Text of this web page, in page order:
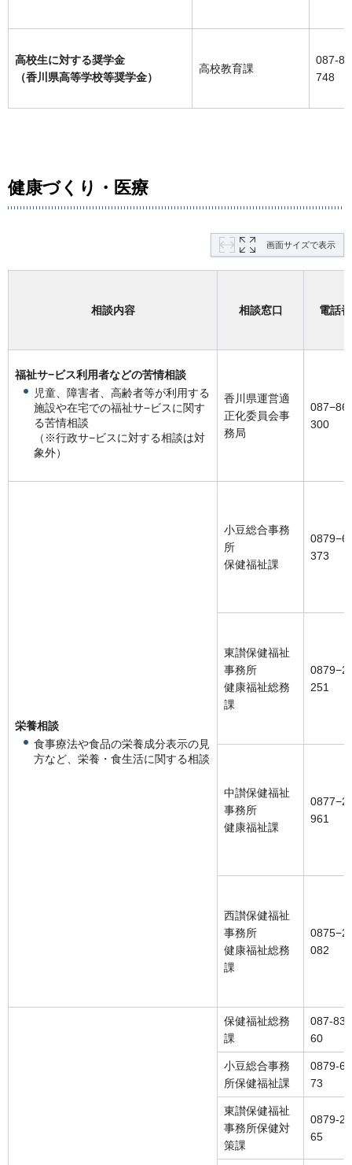
高校生に対する奨学金
（香川県高等学校等奨学金）
高校教育課
087-
748
健康づくり・医療
画面サイズで表示
相談内容 相談窓口 電話
福祉サ−ビス利用者などの苦情相談
児童、障害者、高齢者等が利用する
施設や在宅での福祉サ−ビスに関す
る苦情相談
（※行政サ−ビスに対する相談は対
象外）
香川県運営適
正化委員会事
務局
300
栄養相談
食事療法や食品の栄養成分表示の見
方など、栄養・食生活に関する相談
小豆総合事務
所
保健福祉課
373
東讃保健福祉
事務所
健康福祉総務
課
251
中讃保健福祉
事務所
健康福祉課
961
西讃保健福祉
事務所
健康福祉総務
課
082
保健福祉総務
課
087-
60
小豆総合事務
所保健福祉課
0879-
73
東讃保健福祉
事務所保健対
策課
0879-
65